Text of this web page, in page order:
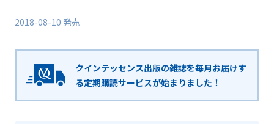
2018-08-10 発売
クインテッセンス出版の雑誌を毎月お届けす
る定期購読サービスが始まりました！